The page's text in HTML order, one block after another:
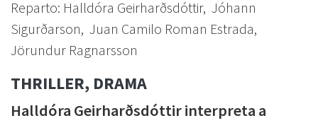
Reparto: Halldóra Geirharðsdóttir, Jóhann
Sigurðarson, Juan Camilo Roman Estrada,
Jörundur Ragnarsson
THRILLER, DRAMA
Halldóra Geirharðsdóttir interpreta a